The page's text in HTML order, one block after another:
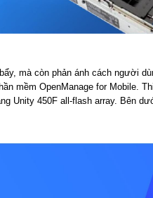
mà còn phản ánh cách người
mềm OpenManage for Mobile.
Unity 450F all-flash array. Bên